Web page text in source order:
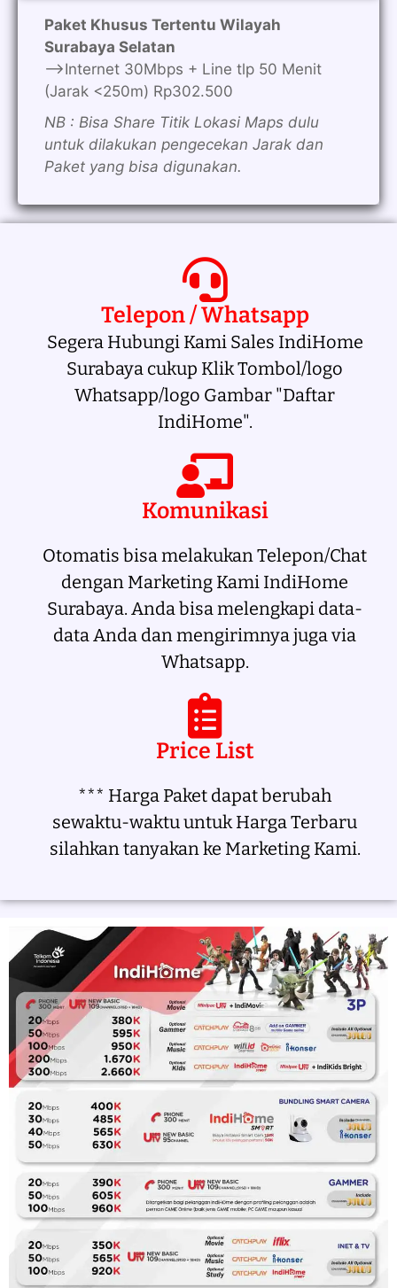
Paket Khusus Tertentu Wilayah
Surabaya Selatan
—>Internet 30Mbps + Line tlp 50 Menit
(Jarak <250m) Rp302.500
NB : Bisa Share Titik Lokasi Maps dulu
untuk dilakukan pengecekan Jarak dan
Paket yang bisa digunakan.
Telepon / Whatsapp
Segera Hubungi Kami Sales IndiHome
Surabaya cukup Klik Tombol/logo
Whatsapp/logo Gambar "Daftar
IndiHome".
Komunikasi
Otomatis bisa melakukan Telepon/Chat
dengan Marketing Kami IndiHome
Surabaya. Anda bisa melengkapi data-
data Anda dan mengirimnya juga via
Whatsapp.
Price List
*** Harga Paket dapat berubah
sewaktu-waktu untuk Harga Terbaru
silahkan tanyakan ke Marketing Kami.